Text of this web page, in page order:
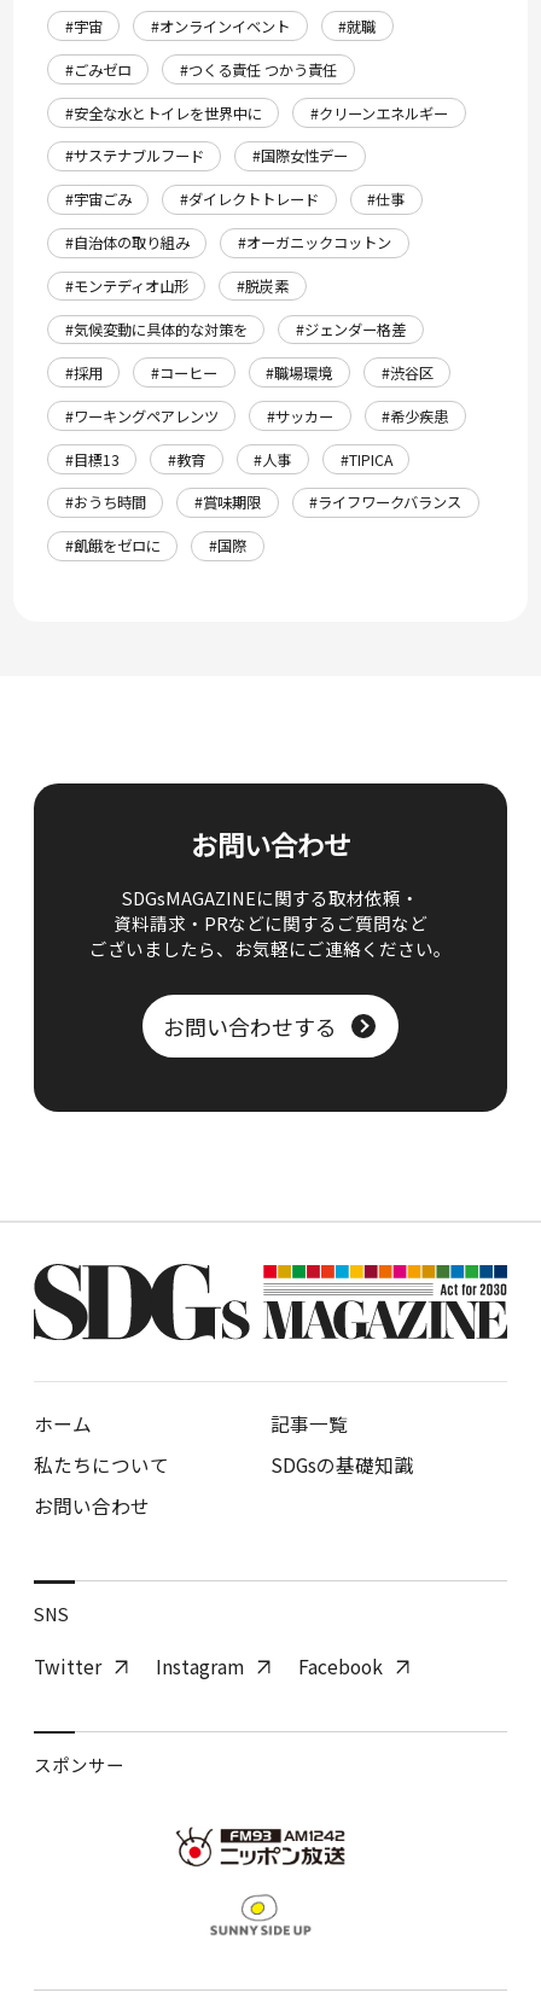
#宇宙
#オンラインイベント
#就職
#ごみゼロ
#つくる責任 つかう責任
#安全な水とトイレを世界中に
#クリーンエネルギー
#サステナブルフード
#国際女性デー
#宇宙ごみ
#ダイレクトトレード
#仕事
#自治体の取り組み
#オーガニックコットン
#モンテディオ山形
#脱炭素
#気候変動に具体的な対策を
#ジェンダー格差
#採用
#コーヒー #職場環境
#渋谷区
#ワーキングペアレンツ
#サッカー
#希少疾患
#目標13
#教育 #人事
#TIPICA
#おうち時間
#賞味期限
#ライフワークバランス
#飢餓をゼロに
#国際
お問い合わせ
SDGsMAGAZINEに関する取材依頼・
資料請求・PRなどに関するご質問など
ございましたら、 お気軽にご連絡ください。
お問い合わせする
ホーム
記事一覧
私たちについて
SDGsの基礎知識
お問い合わせ
SNS
Twitter Instagram Facebook
スポンサー